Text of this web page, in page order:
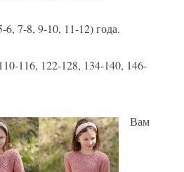
6, 7-8, 9-10, 11-12) года.
116, 122-128, 134-140, 146-
Вам